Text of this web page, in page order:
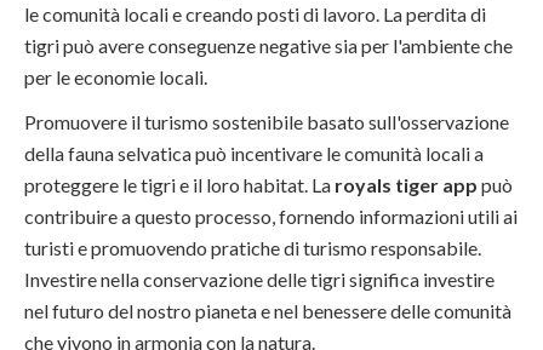
le comunità locali e creando posti di lavoro. La perdita di
tigri può avere conseguenze negative sia per l'ambiente che
per le economie locali.
Promuovere il turismo sostenibile basato sull'osservazione
della fauna selvatica può incentivare le comunità locali a
proteggere le tigri e il loro habitat. La royals tiger app può
contribuire a questo processo, fornendo informazioni utili ai
turisti e promuovendo pratiche di turismo responsabile.
Investire nella conservazione delle tigri significa investire
nel futuro del nostro pianeta e nel benessere delle comunità
che vivono in armonia con la natura.